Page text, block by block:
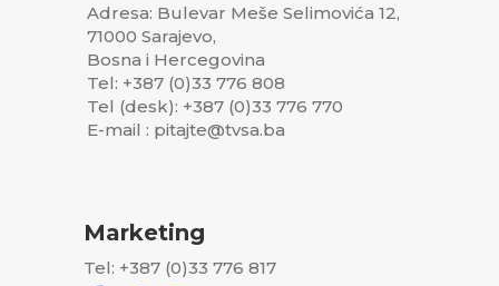
Adresa: Bulevar Meše Selimovića 12,
71000 Sarajevo,
Bosna i Hercegovina
Tel: +387 (0)33 776 808
Tel (desk): +387 (0)33 776 770
E-mail : pitajte@tvsa.ba
Marketing
Tel: +387 (0)33 776 817